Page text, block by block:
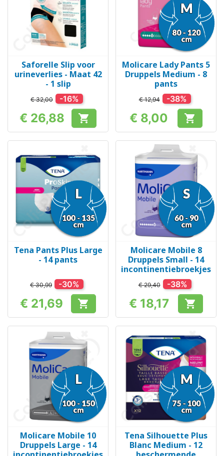
Saforelle Slip voor
urineverlies - Maat 42
- 1 slip
€ 32,00 -16%
Prijs
€ 26,88 
Molicare Lady Pants 5
Druppels Medium - 8
pants
€ 12,94 -38%
Prijs
€ 8,00 
Tena Pants Plus Large
- 14 pants
€ 30,99 -30%
Prijs
€ 21,69 
Molicare Mobile 8
Druppels Small - 14
incontinentiebroekjes
€ 29,40 -38%
Prijs
€ 18,17 
Molicare Mobile 10
Druppels Large - 14
Tena Silhouette Plus
Blanc Medium - 12